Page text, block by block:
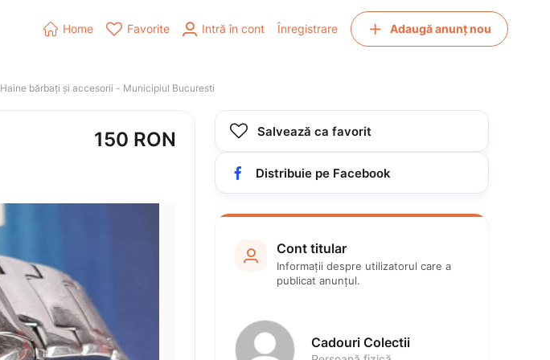
Haine bărbați și accesorii - Municipiul Bucuresti
150 RON  Salvează ca favorit
 Distribuie pe Facebook
 Cont titular
Informații despre utilizatorul care a
publicat anunțul.
Cadouri Colectii
 Home  Favorite  Intră în cont Înregistrare  Adaugă anunț nou